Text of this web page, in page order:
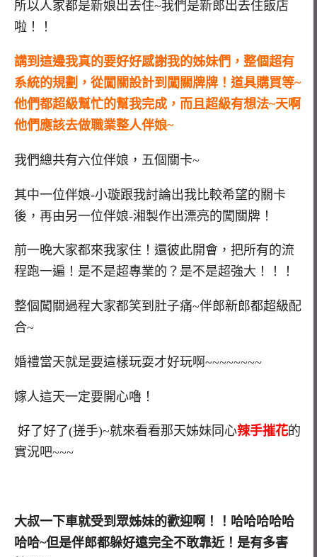
所以人家都是新娘出去住~我們是新郎出去住飯店
啦！！
講到這邊我真的要好好感謝我的姊妹們，整個超有
系統的規劃，從闖關設計到闖關牌牌！道具購買等~
他們都超級幫忙的幫我完成，而且超級有想法~天啊
他們應該去做職業整人伴娘~
我們總共有六位伴娘，五個關卡~
其中一位伴娘-小璇跟我討論出我比較希望的關卡
後，再由另一位伴娘-湘製作出漂亮的闖關牌！
前一晚大家都來我家住！還彼此開會，把所有的流
程跑一遍！是不是超專業的？是不是超強大！！！
整個闖關過程大家都笑到肚子痛~伴郎新郎都超級配
合~
婚禮當天就是要這樣玩耍才好玩啊~~~~~~~~
嫁人這天一定要開心嚕！
好了好了(搓手)~就來看看那天姊妹同心辣手摧花的
實況吧~~~
大叔一下車就受到眾姊妹的歡迎啊！！哈哈哈哈哈
哈哈~但是伴郎都躲好遠完全不敢靠近！是有多害